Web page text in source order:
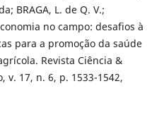
BRAGA, L. de Q. V.;
no campo: desafios à
para a promoção da saúde
Revista Ciência &
v. 17, n. 6, p. 1533-1542,